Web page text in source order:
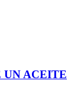
UN ACEITE